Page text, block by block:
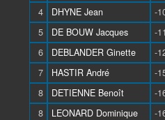
4
DHYNE Jean -
5
DE BOUW Jacques -
6
DEBLANDER Ginette -
7
HASTIR André -
8
DETIENNE Benoît -
8
LEONARD Dominique -